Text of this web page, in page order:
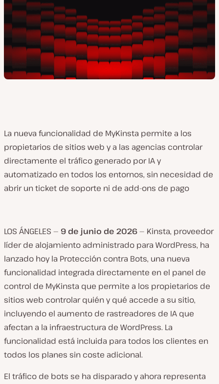
La nueva funcionalidad de MyKinsta permite a los
propietarios de sitios web y a las agencias controlar
directamente el tráfico generado por IA y
automatizado en todos los entornos, sin necesidad de
abrir un ticket de soporte ni de add-ons de pago
LOS ÁNGELES — 9 de junio de 2026— Kinsta, proveedor
líder de alojamiento administrado para WordPress, ha
lanzado hoy la Protección contra Bots, una nueva
funcionalidad integrada directamente en el panel de
control de MyKinsta que permite a los propietarios de
sitios web controlar quién y qué accede a su sitio,
incluyendo el aumento de rastreadores de IA que
afectan a la infraestructura de WordPress. La
funcionalidad está incluida para todos los clientes en
todos los planes sin coste adicional.
El tráfico de bots se ha disparado y ahora representa